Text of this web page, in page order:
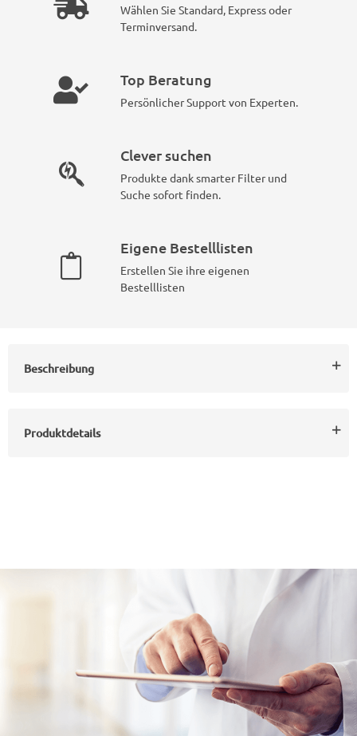
Wählen Sie Standard, Express oder
Terminversand.
Top Beratung
Persönlicher Support von Experten.
Clever suchen
Produkte dank smarter Filter und
Suche sofort finden.
Eigene Bestelllisten
Erstellen Sie ihre eigenen
Bestelllisten
Beschreibung
Produktdetails